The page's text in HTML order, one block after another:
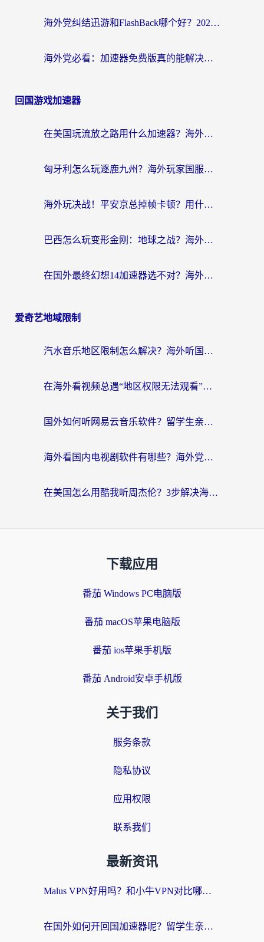
海外党纠结迅游和FlashBack哪个好？2026实用指南教你选对回国加速器
海外党必看：加速器免费版真的能解决回国访问难题吗？附实用选择指南
回国游戏加速器
在美国玩流放之路用什么加速器？海外党国服游戏不卡顿的终极攻略
匈牙利怎么玩逐鹿九州？海外玩家国服游戏加速器终极指南（附永劫无间荣耀新三国解决方案）
海外玩决战！平安京总掉帧卡顿？用什么加速器比较好？实测指南来了
巴西怎么玩变形金刚：地球之战？海外玩家国服游戏加速终极指南（附新诛仙延迟密室逃脱18解决办法）
在国外最终幻想14加速器选不对？海外玩家的国服游戏加速避坑指南
爱奇艺地域限制
汽水音乐地区限制怎么解决？海外听国内音乐的实用指南来了
在海外看视频总遇“地区权限无法观看”？这篇攻略帮你轻松解锁国内影视动漫
国外如何听网易云音乐软件？留学生亲测有效的回国加速方案
海外看国内电视剧软件有哪些？海外党专属追剧指南来了
在美国怎么用酷我听周杰伦？3步解决海外听歌地域限制，附QQ音乐网易云通用技巧
下载应用
番茄 Windows PC电脑版
番茄 macOS苹果电脑版
番茄 ios苹果手机版
番茄 Android安卓手机版
关于我们
服务条款
隐私协议
应用权限
联系我们
最新资讯
Malus VPN好用吗？和小牛VPN对比哪个回国效果更好？海外党亲测实用指南
在国外如何开回国加速器呢？留学生亲测的无缝访问国内资源指南